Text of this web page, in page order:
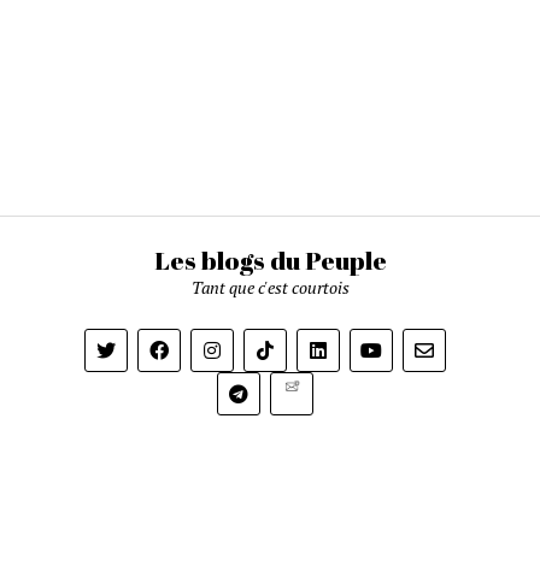
Les blogs du Peuple
Tant que c'est courtois